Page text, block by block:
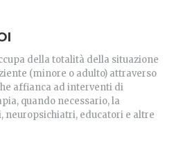
della totalità della situazione
(minore o adulto) attraverso
affianca ad interventi di
quando necessario, la
neuropsichiatri, educatori e altre